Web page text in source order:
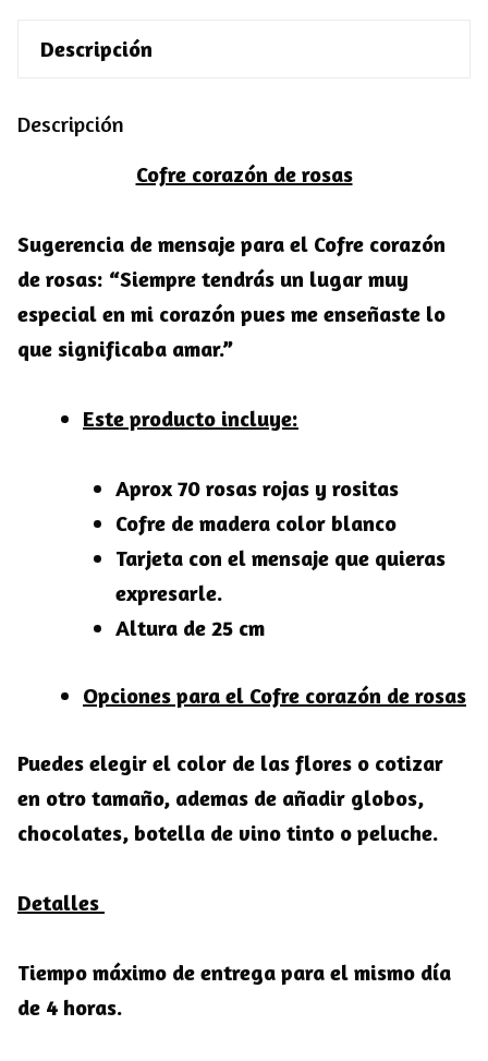
Descripción
Descripción
Cofre corazón de rosas
Sugerencia de mensaje para el Cofre corazón
de rosas: “Siempre tendrás un lugar muy
especial en mi corazón pues me enseñaste lo
que significaba amar.”
Este producto incluye:
Aprox 70 rosas rojas y rositas
Cofre de madera color blanco
Tarjeta con el mensaje que quieras
expresarle.
Altura de 25 cm
Opciones para el Cofre corazón de rosas
Puedes elegir el color de las flores o cotizar
en otro tamaño, ademas de añadir globos,
chocolates, botella de vino tinto o peluche.
Detalles
Tiempo máximo de entrega para el mismo día
de 4 horas.